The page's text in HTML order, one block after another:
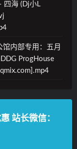
四海 (Dj小L
馆内部专用：五月
ProgHouse
站长微信：